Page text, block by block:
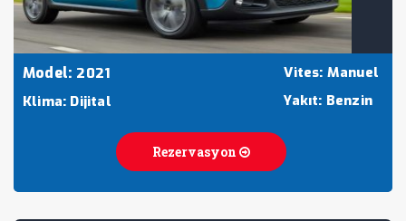
Model: 2021
Klima: Dijital
Vites: Manuel
Yakıt: Benzin
Rezervasyon